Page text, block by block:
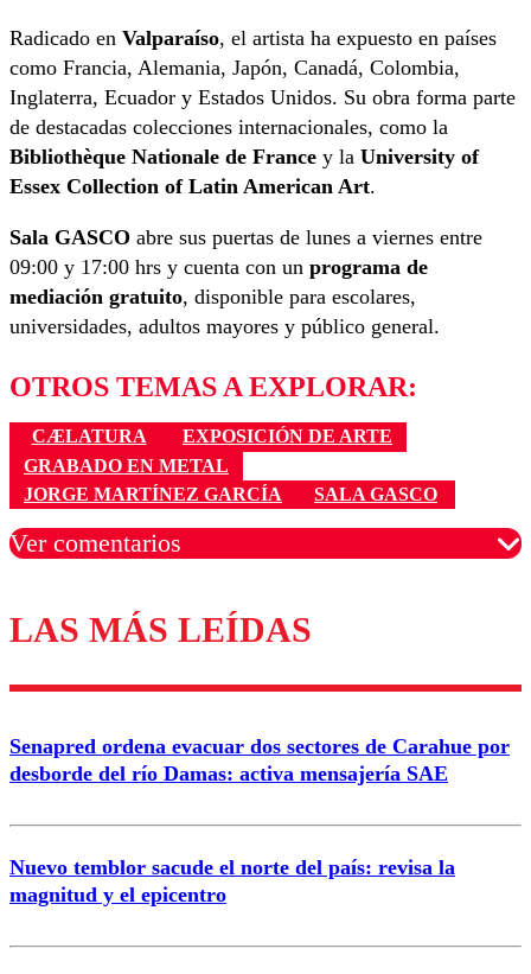
Radicado en Valparaíso, el artista ha expuesto en países
como Francia, Alemania, Japón, Canadá, Colombia,
Inglaterra, Ecuador y Estados Unidos. Su obra forma parte
de destacadas colecciones internacionales, como la
Bibliothèque Nationale de France y la University of
Essex Collection of Latin American Art.
Sala GASCO abre sus puertas de lunes a viernes entre
09:00 y 17:00 hrs y cuenta con un programa de
mediación gratuito, disponible para escolares,
universidades, adultos mayores y público general.
OTROS TEMAS A EXPLORAR:
CÆLATURA
EXPOSICIÓN DE ARTE
GRABADO EN METAL
JORGE MARTÍNEZ GARCÍA
SALA GASCO
Ver comentarios
Los comentarios son moderados para garantizar un
diálogo respetuoso.
Correo
LAS MÁS LEÍDAS
Senapred ordena evacuar dos sectores de Carahue por
desborde del río Damas: activa mensajería SAE
Nuevo temblor sacude el norte del país: revisa la
magnitud y el epicentro